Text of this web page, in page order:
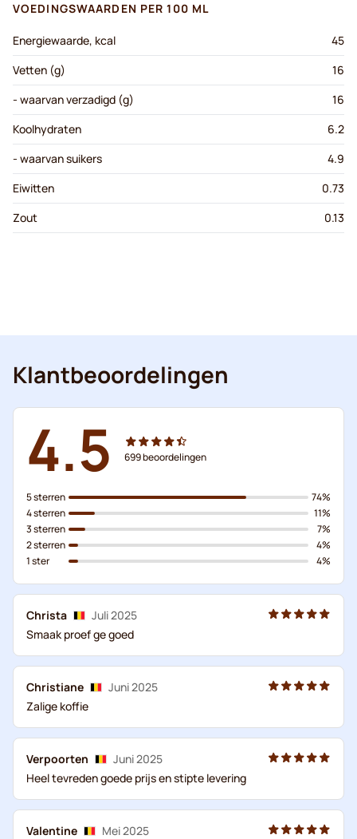
VOEDINGSWAARDEN PER 100 ML
Energiewaarde, kcal
45
Vetten (g)
16
- waarvan verzadigd (g)
16
Koolhydraten
6.2
- waarvan suikers
4.9
Eiwitten
0.73
Zout
0.13
Klantbeoordelingen
4.5 699beoordelingen
5 sterren
4 sterren
3 sterren
2 sterren
1 ster
74%
11%
7%
4%
4%
Christa
Juli 2025
Smaak proef ge goed
Christiane
Juni 2025
Zalige koffie
Verpoorten
Juni 2025
Heel tevreden goede prijs en stipte levering
Valentine
Mei 2025